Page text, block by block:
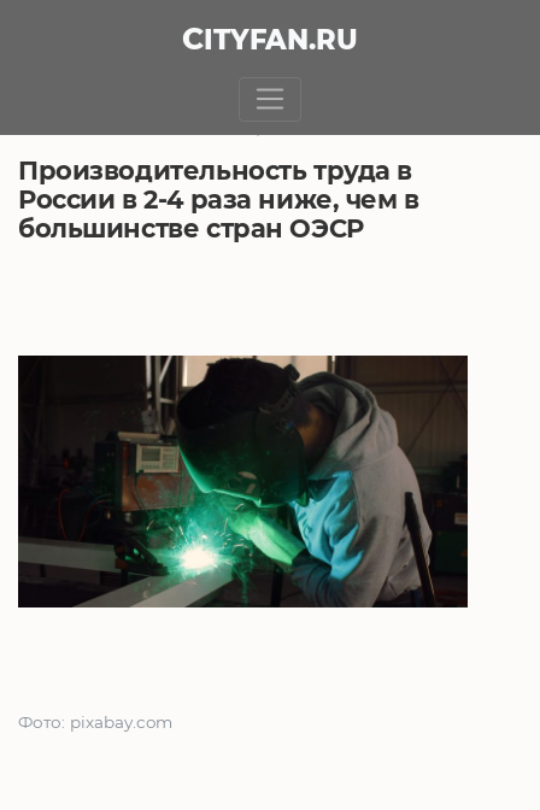
CITYFAN.RU
Производительность труда в
России в 2-4 раза ниже, чем в
большинстве стран ОЭСР
Фото: pixabay.com